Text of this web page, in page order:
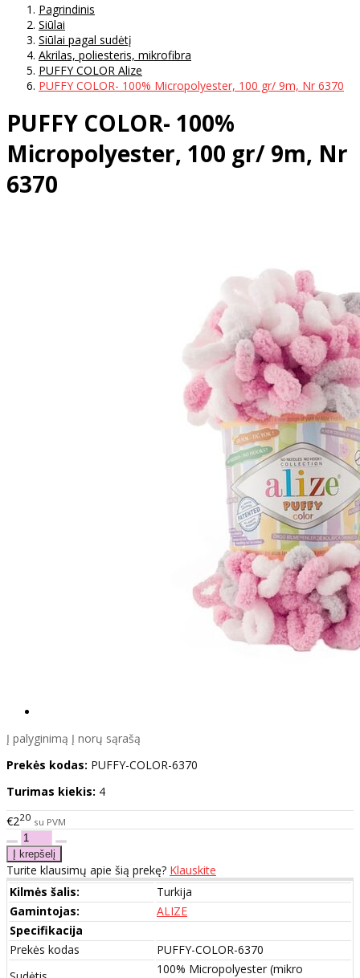
Pagrindinis
Siūlai
Siūlai pagal sudėtį
Akrilas, poliesteris, mikrofibra
PUFFY COLOR Alize
PUFFY COLOR- 100% Micropolyester, 100 gr/ 9m, Nr 6370
PUFFY COLOR- 100%
Micropolyester, 100 gr/ 9m, Nr
6370
Į palyginimą Į norų sąrašą
Prekės kodas: PUFFY-COLOR-6370
Turimas kiekis: 4
€220 su PVM
Turite klausimų apie šią prekę? Klauskite
Kilmės šalis:
Turkija
Gamintojas:
ALIZE
Specifikacija
Prekės kodas
PUFFY-COLOR-6370
100% Micropolyester (mikro